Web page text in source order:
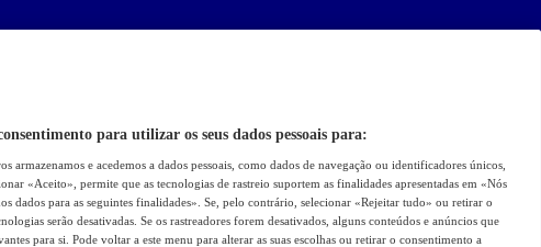
para utilizar os seus dados pessoais para:
armazenamos e acedemos a dados pessoais, como dados de navegação ou identificadores únicos,
«Aceito», permite que as tecnologias de rastreio suportem as finalidades apresentadas em «Nós
dados para as seguintes finalidades». Se, pelo contrário, selecionar «Rejeitar tudo» ou retirar o
serão desativadas. Se os rastreadores forem desativados, alguns conteúdos e anúncios que
para si. Pode voltar a este menu para alterar as suas escolhas ou retirar o consentimento a